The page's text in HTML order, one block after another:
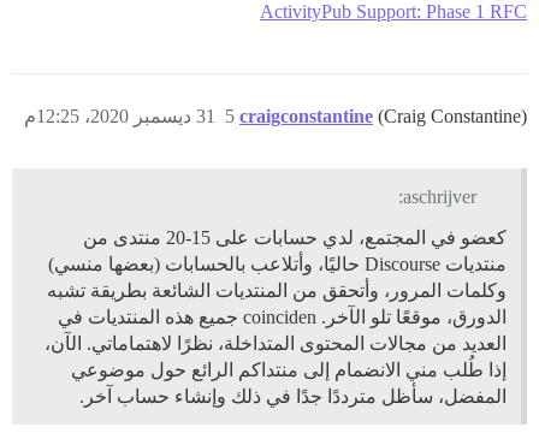
ActivityPub Support: Phase 1 RFC
craigconstantine (Craig Constantine) 31 ديسمبر 2020، 12:25م 5
aschrijver:
كعضو في المجتمع، لدي حسابات على 15-20 منتدى من
منتديات Discourse حاليًا، وأتلاعب بالحسابات (بعضها منسي)
وكلمات المرور، وأتحقق من المنتديات الشائعة بطريقة تشبه
الدورق، موقعًا تلو الآخر. coinciden جميع هذه المنتديات في
العديد من مجالات المحتوى المتداخلة، نظرًا لاهتماماتي. الآن،
إذا طُلب مني الانضمام إلى منتداكم الرائع حول موضوعي
المفضل، سأظل مترددًا جدًا في ذلك وإنشاء حساب آخر.